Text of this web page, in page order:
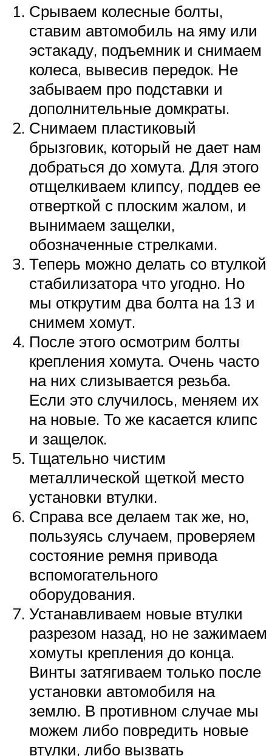
Срываем колесные болты,
ставим автомобиль на яму или
эстакаду, подъемник и снимаем
колеса, вывесив передок. Не
забываем про подставки и
дополнительные домкраты.
Снимаем пластиковый
брызговик, который не дает нам
добраться до хомута. Для этого
отщелкиваем клипсу, поддев ее
отверткой с плоским жалом, и
вынимаем защелки,
обозначенные стрелками.
Теперь можно делать со втулкой
стабилизатора что угодно. Но
мы открутим два болта на 13 и
снимем хомут.
После этого осмотрим болты
крепления хомута. Очень часто
на них слизывается резьба.
Если это случилось, меняем их
на новые. То же касается клипс
и защелок.
Тщательно чистим
металлической щеткой место
установки втулки.
Справа все делаем так же, но,
пользуясь случаем, проверяем
состояние ремня привода
вспомогательного
оборудования.
Устанавливаем новые втулки
разрезом назад, но не зажимаем
хомуты крепления до конца.
Винты затягиваем только после
установки автомобиля на
землю. В противном случае мы
можем либо повредить новые
втулки, либо вызвать